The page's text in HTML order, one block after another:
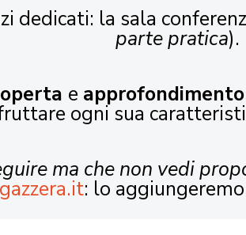
dedicati: la sala
parte pratica).
e approfondimento
ogni sua
ma che non vedi
: lo